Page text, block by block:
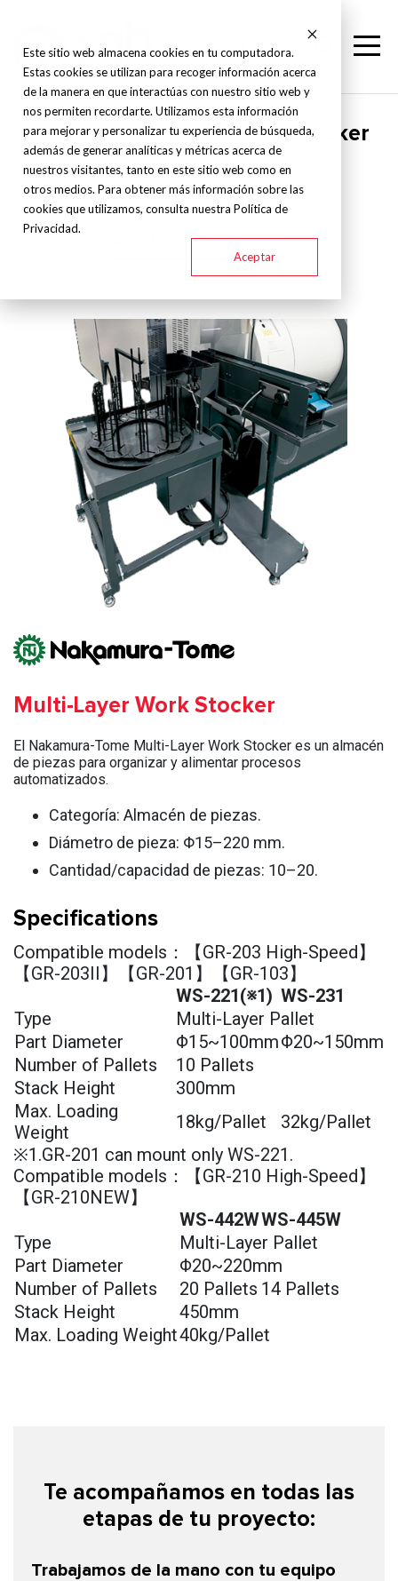
Este sitio web almacena cookies en tu computadora.
Estas cookies se utilizan para recoger información acerca
de la manera en que interactúas con nuestro sitio web y
nos permiten recordarte. Utilizamos esta información
para mejorar y personalizar tu experiencia de búsqueda,
además de generar analíticas y métricas acerca de
nuestros visitantes, tanto en este sitio web como en
otros medios. Para obtener más información sobre las
cookies que utilizamos, consulta nuestra Política de
Privacidad.
Aceptar
Nakamura Tome - - Work Stocker
Single-Layer Work Stocker
Multi-Layer Work Stocker
Multi-Layer Work Stocker
El Nakamura-Tome Multi-Layer Work Stocker es un almacén
de piezas para organizar y alimentar procesos
automatizados.
Categoría: Almacén de piezas.
Diámetro de pieza: Φ15–220 mm.
Cantidad/capacidad de piezas: 10–20.
Specifications
Compatible models：【GR-203 High-Speed】
【GR-203II】【GR-201】【GR-103】
WS-221(※1) WS-231
Type
Multi-Layer Pallet
Part Diameter
Φ15~100mmΦ20~150mm
Number of Pallets
10 Pallets
Stack Height
300mm
Max. Loading
Weight
18kg/Pallet
32kg/Pallet
※1.GR-201 can mount only WS-221.
Compatible models：【GR-210 High-Speed】
【GR-210NEW】
WS-442WWS-445W
Type
Multi-Layer Pallet
Part Diameter
Φ20~220mm
Number of Pallets
20 Pallets 14 Pallets
Stack Height
450mm
Max. Loading Weight40kg/Pallet
Te acompañamos en todas las
etapas de tu proyecto:
Trabajamos de la mano con tu equipo